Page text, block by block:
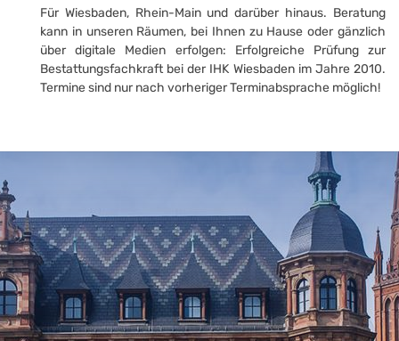
Für Wiesbaden, Rhein-Main und darüber hinaus. Beratung
kann in unseren Räumen, bei Ihnen zu Hause oder gänzlich
über digitale Medien erfolgen: Erfolgreiche Prüfung zur
Bestattungsfachkraft bei der IHK Wiesbaden im Jahre 2010.
Termine sind nur nach vorheriger Terminabsprache möglich!